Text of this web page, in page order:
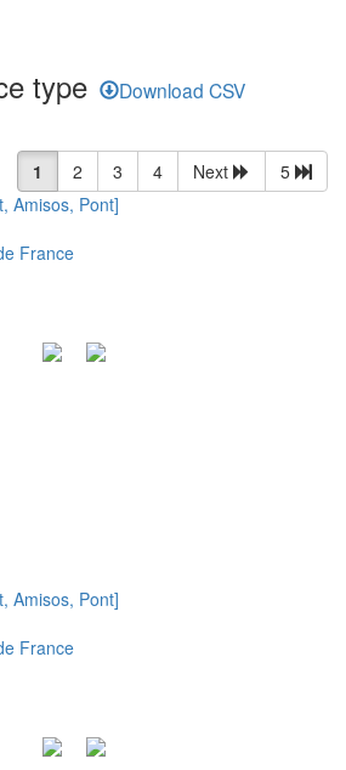
type Download CSV
1
2 3 4 Next
5
Amisos, Pont]
France
Amisos, Pont]
France